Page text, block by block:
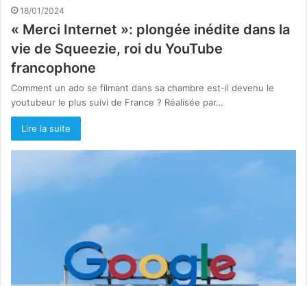
18/01/2024
« Merci Internet »: plongée inédite dans la
vie de Squeezie, roi du YouTube
francophone
Comment un ado se filmant dans sa chambre est-il devenu le
youtubeur le plus suivi de France ? Réalisée par…
Lire la suite